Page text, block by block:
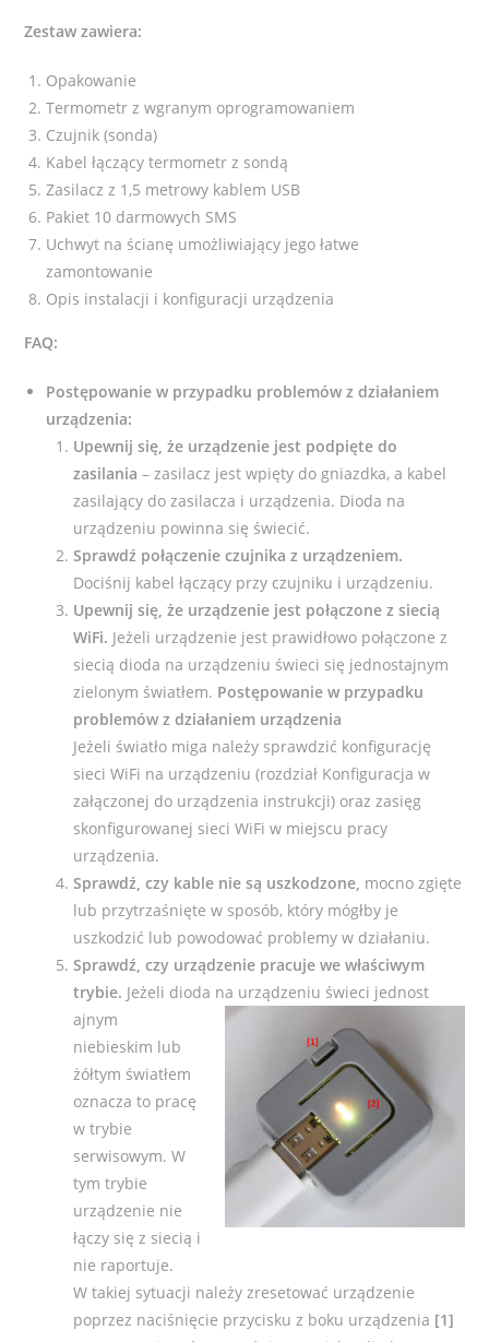
Zestaw zawiera:
Opakowanie
Termometr z wgranym oprogramowaniem
Czujnik (sonda)
Kabel łączący termometr z sondą
Zasilacz z 1,5 metrowy kablem USB
Pakiet 10 darmowych SMS
Uchwyt na ścianę umożliwiający jego łatwe
zamontowanie
Opis instalacji i konfiguracji urządzenia
FAQ:
Postępowanie w przypadku problemów z działaniem
urządzenia:
Upewnij się, że urządzenie jest podpięte do
zasilania – zasilacz jest wpięty do gniazdka, a kabel
zasilający do zasilacza i urządzenia. Dioda na
urządzeniu powinna się świecić.
Sprawdź połączenie czujnika z urządzeniem.
Dociśnij kabel łączący przy czujniku i urządzeniu.
Upewnij się, że urządzenie jest połączone z siecią
WiFi. Jeżeli urządzenie jest prawidłowo połączone z
siecią dioda na urządzeniu świeci się jednostajnym
zielonym światłem. Postępowanie w przypadku
problemów z działaniem urządzenia
Jeżeli światło miga należy sprawdzić konfigurację
sieci WiFi na urządzeniu (rozdział Konfiguracja w
załączonej do urządzenia instrukcji) oraz zasięg
skonfigurowanej sieci WiFi w miejscu pracy
urządzenia.
Sprawdź, czy kable nie są uszkodzone, mocno zgięte
lub przytrzaśnięte w sposób, który mógłby je
uszkodzić lub powodować problemy w działaniu.
Sprawdź, czy urządzenie pracuje we właściwym
trybie. Jeżeli dioda na urządzeniu świeci jednost
ajnym
niebieskim lub
żółtym światłem
oznacza to pracę
w trybie
serwisowym. W
tym trybie
urządzenie nie
łączy się z siecią i
nie raportuje.
W takiej sytuacji należy zresetować urządzenie
poprzez naciśnięcie przycisku z boku urządzenia [1]